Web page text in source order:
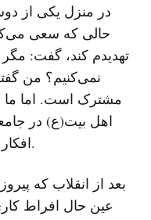
در منزل یکی از
حالی که سعی
تهدیدم کند، گفت: مگر
نمی‌کنیم؟ من
مشترک است. اما ما
اهل بیت(ع) در
افکار کمونیستی و لنین مبارزه می‌کنید.
بعد از انقلاب که
عین حال افراط